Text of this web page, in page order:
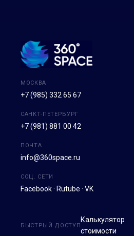
МОСКВА
+7 (985) 332 65 67
САНКТ-ПЕТЕРБУРГ
+7 (981) 881 00 42
ПОЧТА
info@360space.ru
СОЦ. СЕТИ
Facebook · Rutube · VK
БЫСТРЫЙ ДОСТУП
Калькулятор
стоимости